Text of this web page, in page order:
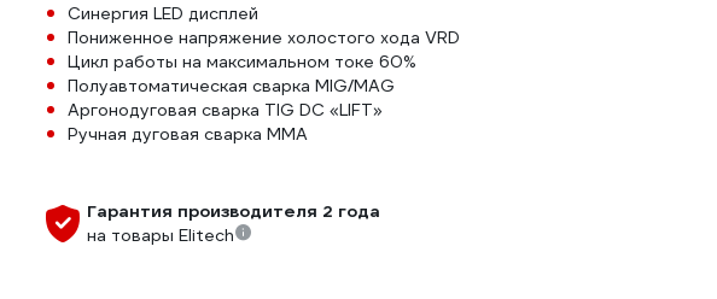
Синергия LED дисплей
Пониженное напряжение холостого хода VRD
Цикл работы на максимальном токе 60%
Полуавтоматическая сварка MIG/MAG
Аргонодуговая сварка TIG DC «LIFT»
Ручная дуговая сварка ММА
Гарантия производителя 2 года
на товары Elitech